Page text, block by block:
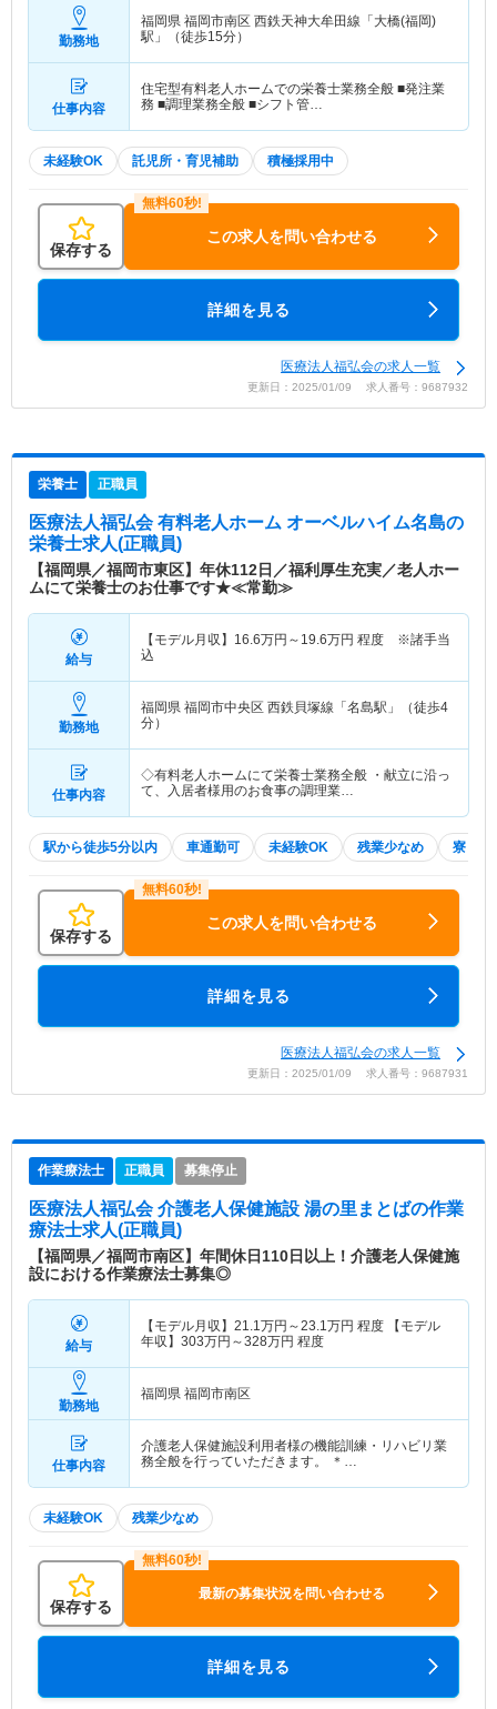
勤務地
福岡県 福岡市南区 西鉄天神大牟田線「大橋(福岡)
駅」（徒歩15分）
仕事内容
住宅型有料老人ホームでの栄養士業務全般 ■発注業
務 ■調理業務全般 ■シフト管…
未経験OK 託児所・育児補助 積極採用中
保存する
この求人を問い合わせる
詳細を見る
医療法人福弘会の求人一覧
更新日：2025/01/09 求人番号：9687932
栄養士 正職員
医療法人福弘会 有料老人ホーム オーベルハイム名島の
栄養士求人(正職員)
【福岡県／福岡市東区】年休112日／福利厚生充実／老人ホー
ムにて栄養士のお仕事です★≪常勤≫
給与
【モデル月収】 16.6万円～ 19.6万円 程度 ※諸手当
込
勤務地
福岡県 福岡市中央区 西鉄貝塚線「名島駅」（徒歩4
分）
仕事内容
◇有料老人ホームにて栄養士業務全般 ・献立に沿っ
て、入居者様用のお食事の調理業…
駅から徒歩5分以内 車通勤可 未経験OK 残業少なめ 寮・借
保存する
この求人を問い合わせる
詳細を見る
医療法人福弘会の求人一覧
更新日：2025/01/09 求人番号：9687931
作業療法士 正職員 募集停止
医療法人福弘会 介護老人保健施設 湯の里まとばの作業
療法士求人(正職員)
【福岡県／福岡市南区】年間休日110日以上！介護老人保健施
設における作業療法士募集◎
給与
【モデル月収】 21.1万円～23.1万円 程度 【モデル
年収】 303万円～328万円 程度
勤務地
福岡県 福岡市南区
仕事内容
介護老人保健施設利用者様の機能訓練・リハビリ業
務全般を行っていただきます。 ＊…
未経験OK 残業少なめ
保存する
最新の募集状況を問い合わせる
詳細を見る